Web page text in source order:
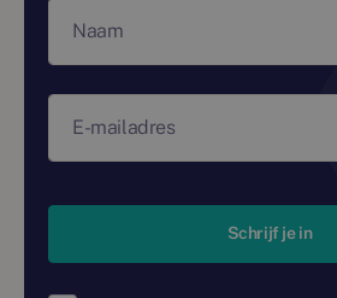
Naam
E-mailadres
Schrijf je in